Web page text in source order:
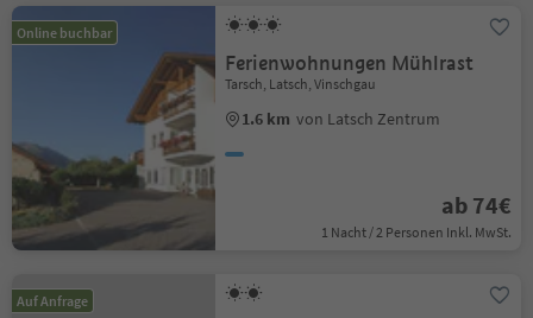
Online buchbar
Ferienwohnungen Mühlrast
Tarsch, Latsch, Vinschgau
1.6 km von Latsch Zentrum
ab 74€
1 Nacht / 2 Personen Inkl. MwSt.
Auf Anfrage